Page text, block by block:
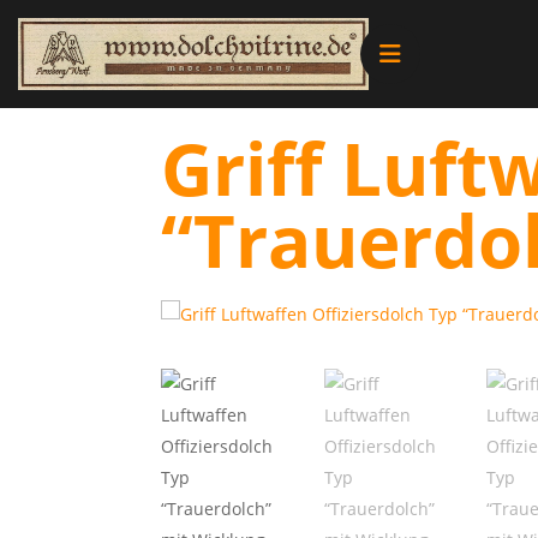
Alle Produkte
Vitrinen
Literatur
Merchandise
Aktionen
Griff